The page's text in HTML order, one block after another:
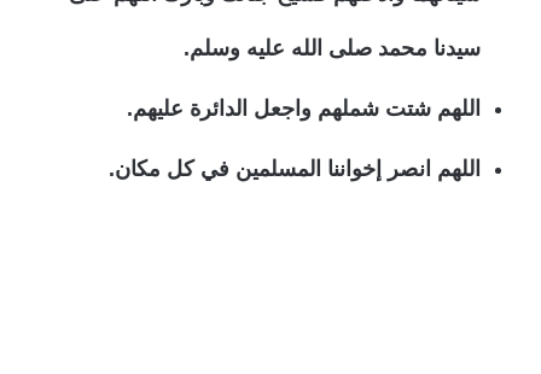
سيدنا محمد صلى الله عليه وسلم.
اللهم شتت شملهم واجعل الدائرة عليهم.
اللهم انصر إخواننا المسلمين في كل مكان.